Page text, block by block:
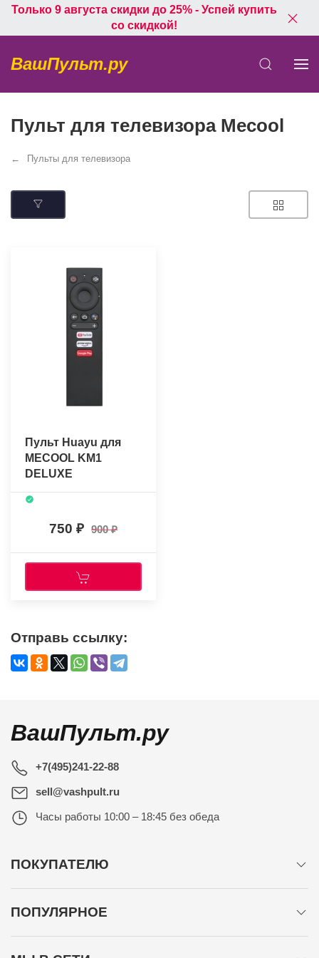
Только 9 августа скидки до 25% - Успей купить
со скидкой!
ВашПульт.ру
Пульт для телевизора Mecool
Пульты для телевизора
Пульт Huayu для
MECOOL KM1
DELUXE
(WH201122C)
(голосовое
управление) +
батарейки
750 900
Отправь ссылку:
ВашПульт.ру
+7(495)241-22-88
sell@vashpult.ru
Часы работы 10:00 – 18:45 без обеда
ПОКУПАТЕЛЮ
ПОПУЛЯРНОЕ